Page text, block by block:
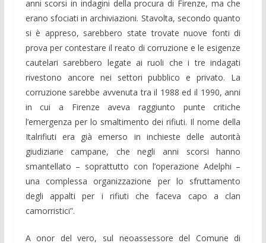
anni scorsi in indagini della procura di Firenze, ma che
erano sfociati in archiviazioni. Stavolta, secondo quanto
si è appreso, sarebbero state trovate nuove fonti di
prova per contestare il reato di corruzione e le esigenze
cautelari sarebbero legate ai ruoli che i tre indagati
rivestono ancore nei settori pubblico e privato. La
corruzione sarebbe avvenuta tra il 1988 ed il 1990, anni
in cui a Firenze aveva raggiunto punte critiche
l’emergenza per lo smaltimento dei rifiuti. Il nome della
Italrifiuti era già emerso in inchieste delle autorità
giudiziarie campane, che negli anni scorsi hanno
smantellato – soprattutto con l’operazione Adelphi –
una complessa organizzazione per lo sfruttamento
degli appalti per i rifiuti che faceva capo a clan
camorristici”.
A onor del vero, sul neoassessore del Comune di